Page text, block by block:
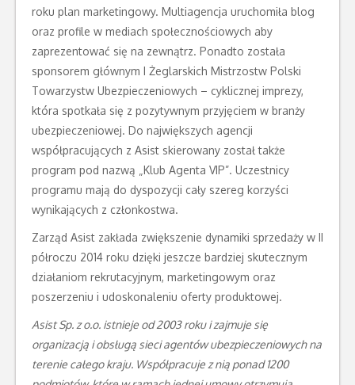
roku plan marketingowy. Multiagencja uruchomiła blog
oraz profile w mediach społecznościowych aby
zaprezentować się na zewnątrz. Ponadto została
sponsorem głównym I Żeglarskich Mistrzostw Polski
Towarzystw Ubezpieczeniowych – cyklicznej imprezy,
która spotkała się z pozytywnym przyjęciem w branży
ubezpieczeniowej. Do największych agencji
współpracujących z Asist skierowany został także
program pod nazwą „Klub Agenta VIP”. Uczestnicy
programu mają do dyspozycji cały szereg korzyści
wynikających z członkostwa.
Zarząd Asist zakłada zwiększenie dynamiki sprzedaży w II
półroczu 2014 roku dzięki jeszcze bardziej skutecznym
działaniom rekrutacyjnym, marketingowym oraz
poszerzeniu i udoskonaleniu oferty produktowej.
Asist Sp. z o.o. istnieje od2003 roku i zajmuje się
organizacją i obsługą sieci agentów ubezpieczeniowych na
terenie całego kraju. Współpracuje z nią ponad 1200